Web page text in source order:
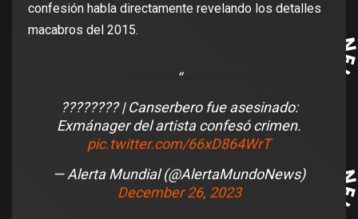
confesión habla directamente revelando los detalles
macabros del 2015.
???????? | Canserbero fue asesinado:
Exmánager del artista confesó crimen.
pic.twitter.com/66xD864WrT
— Alerta Mundial (@AlertaMundoNews)
December 26, 2023